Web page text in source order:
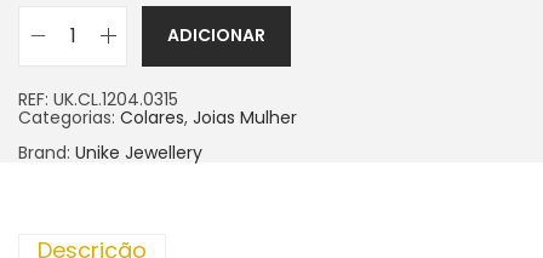
ADICIONAR
REF: UK.CL.1204.0315
Categorias: Colares, Joias Mulher
Brand: Unike Jewellery
Descrição